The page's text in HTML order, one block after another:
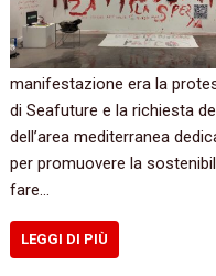
manifestazione era la
di Seafuture e la richiesta
dell’area mediterranea
per promuovere la
fare…
LEGGI DI PIÙ